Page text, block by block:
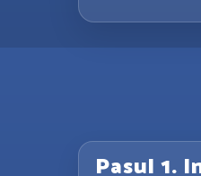
Pasul 1.